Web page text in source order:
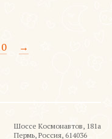
→
Шоссе Космонавтов, 181а
Пермь, Россия, 614036